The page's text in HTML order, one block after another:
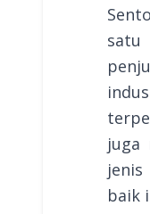
juga
baik